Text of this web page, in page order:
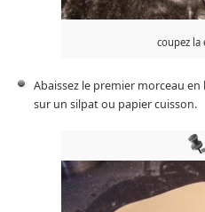
coupez la
Abaissez le premier morceau
sur un silpat ou papier cuisson.